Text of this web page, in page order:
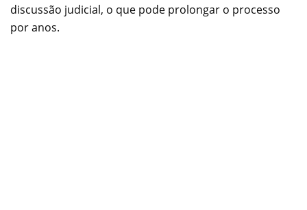
discussão judicial, o que pode prolongar o processo
por anos.